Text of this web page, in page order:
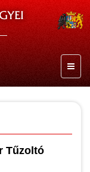
Tűzoltó